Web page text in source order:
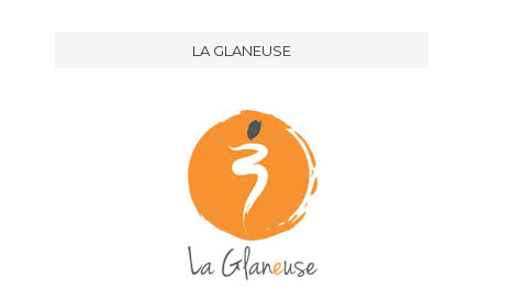
LA GLANEUSE